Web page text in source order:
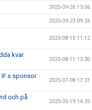
2025-09-26 13:06
2025-09-23 09:26
2025-08-15 11:12
kvar
2025-08-11 13:30
sponsor
2025-07-08 17:31
och på
2025-05-19 14:35